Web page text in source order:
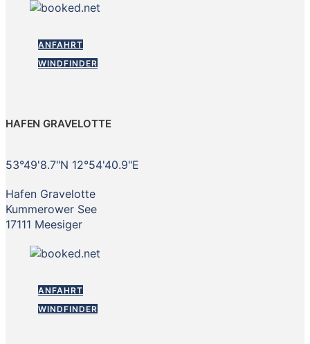
ANFAHRT
WINDFINDER
HAFEN GRAVELOTTE
53°49'8.7"N 12°54'40.9"E
Hafen Gravelotte
Kummerower See
17111 Meesiger
ANFAHRT
WINDFINDER